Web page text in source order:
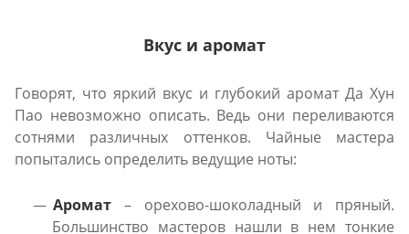
Вкус и аромат
Говорят, что яркий вкус и глубокий аромат Да Хун
Пао невозможно описать. Ведь они переливаются
сотнями различных оттенков. Чайные мастера
попытались определить ведущие ноты:
Аромат – орехово-шоколадный и пряный.
Большинство мастеров нашли в нем тонкие